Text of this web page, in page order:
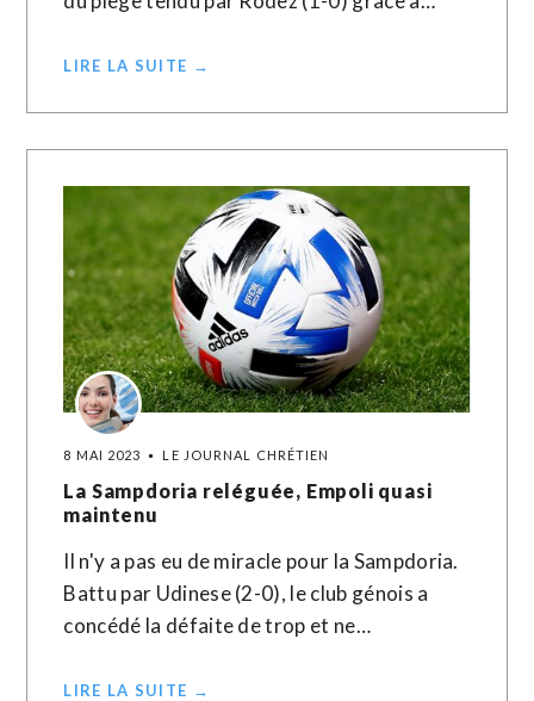
LIRE LA SUITE →
8 MAI 2023 LE JOURNAL CHRÉTIEN
La Sampdoria reléguée, Empoli quasi
maintenu
Il n'y a pas eu de miracle pour la Sampdoria.
Battu par Udinese (2-0), le club génois a
concédé la défaite de trop et ne…
LIRE LA SUITE →